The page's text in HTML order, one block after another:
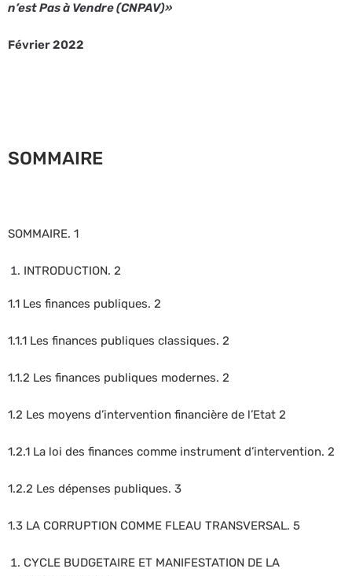
n’est Pas à Vendre (CNPAV)»
Février 2022
SOMMAIRE
SOMMAIRE. 1
INTRODUCTION. 2
1.1 Les finances publiques. 2
1.1.1 Les finances publiques classiques. 2
1.1.2 Les finances publiques modernes. 2
1.2 Les moyens d’intervention financière de l’Etat 2
1.2.1 La loi des finances comme instrument d’intervention. 2
1.2.2 Les dépenses publiques. 3
1.3 LA CORRUPTION COMME FLEAU TRANSVERSAL. 5
CYCLE BUDGETAIRE ET MANIFESTATION DE LA